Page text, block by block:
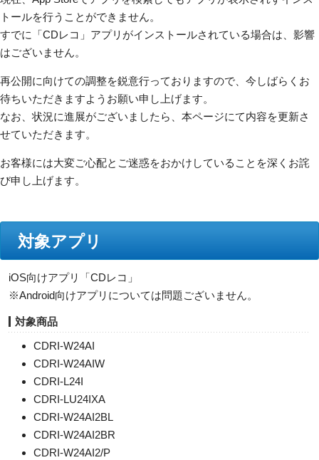
トールを行うことができません。
すでに「CDレコ」アプリがインストールされている場合は、影響
はございません。
再公開に向けての調整を鋭意行っておりますので、今しばらくお
待ちいただきますようお願い申し上げます。
なお、状況に進展がございましたら、本ページにて内容を更新さ
せていただきます。
お客様には大変ご心配とご迷惑をおかけしていることを深くお詫
び申し上げます。
対象アプリ
iOS向けアプリ「CDレコ」
※Android向けアプリについては問題ございません。
対象商品
CDRI-W24AI
CDRI-W24AIW
CDRI-L24I
CDRI-LU24IXA
CDRI-W24AI2BL
CDRI-W24AI2BR
CDRI-W24AI2/P